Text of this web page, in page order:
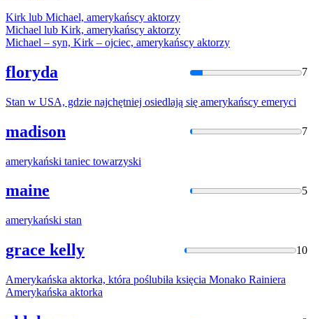
Kirk lub Michael, amerykańscy aktorzy
Michael lub Kirk, amerykańscy aktorzy
Michael – syn, Kirk – ojciec, amerykańscy aktorzy
floryda 7
Stan w USA, gdzie najchętniej osiedlają się amerykańscy emeryci
madison 7
amerykański taniec towarzyski
maine 5
amerykański stan
grace kelly 10
Amerykańska aktorka, która poślubiła księcia Monako Rainiera
Amerykańska aktorka